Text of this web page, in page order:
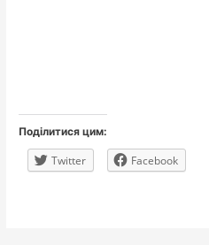
Поділитися цим:
Twitter Facebook